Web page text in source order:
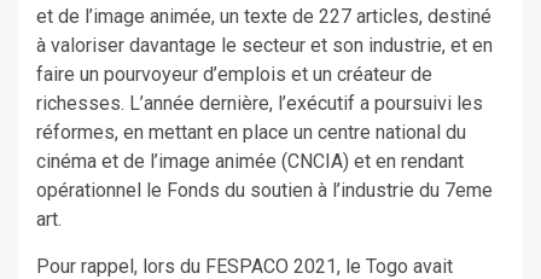
et de l’image animée, un texte de 227 articles, destiné
à valoriser davantage le secteur et son industrie, et en
faire un pourvoyeur d’emplois et un créateur de
richesses. L’année dernière, l’exécutif a poursuivi les
réformes, en mettant en place un centre national du
cinéma et de l’image animée (CNCIA) et en rendant
opérationnel le Fonds du soutien à l’industrie du 7eme
art.
Pour rappel, lors du FESPACO 2021, le Togo avait